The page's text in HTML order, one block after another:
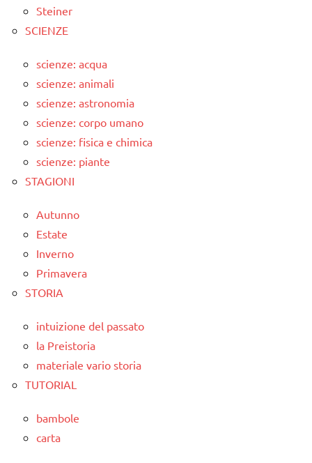
Steiner
SCIENZE
scienze: acqua
scienze: animali
scienze: astronomia
scienze: corpo umano
scienze: fisica e chimica
scienze: piante
STAGIONI
Autunno
Estate
Inverno
Primavera
STORIA
intuizione del passato
la Preistoria
materiale vario storia
TUTORIAL
bambole
carta